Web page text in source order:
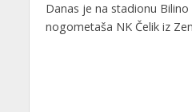
Danas je na stadionu
nogometaša NK Čelik iz